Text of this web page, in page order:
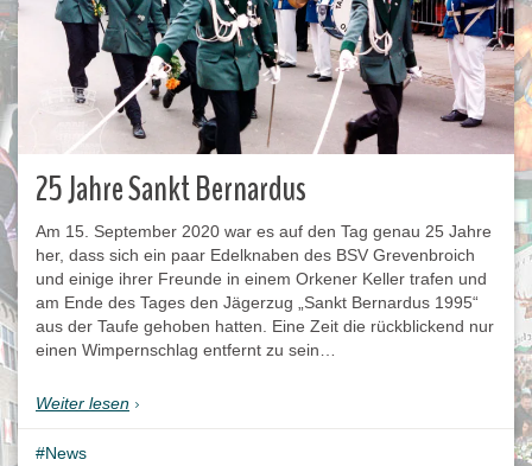
25 Jahre Sankt Bernardus
Am 15. September 2020 war es auf den Tag genau 25 Jahre
her, dass sich ein paar Edelknaben des BSV Grevenbroich
und einige ihrer Freunde in einem Orkener Keller trafen und
am Ende des Tages den Jägerzug „Sankt Bernardus 1995“
aus der Taufe gehoben hatten. Eine Zeit die rückblickend nur
einen Wimpernschlag entfernt zu sein…
Weiter lesen
News